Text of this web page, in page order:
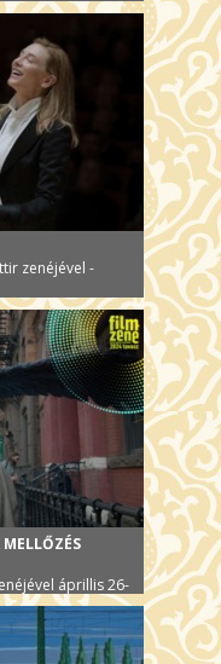
zenéjével -
áprillis 26-